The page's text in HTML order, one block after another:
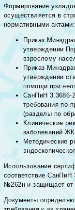
Формирование
осуществляется в
нормативными актами:
Приказ
утверждении
взрослому
Приказ
утверждении
помощи при
СанПиН 3.3686-
требования по
(разделы по
Клинические
заболеваний
Методические
Использование
соответствие
№262н и защищает от
Документы